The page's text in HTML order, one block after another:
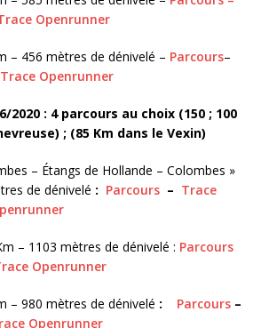
Openrunner
– 456 mètres de dénivelé – Parcours–
Trace Openrunner
2020 : 4 parcours au choix (150 ; 100
; (85 Km dans le Vexin)
– Étangs de Hollande – Colombes »
de dénivelé : Parcours – Trace
– 1103 mètres de dénivelé : Parcours
Openrunner
– 980 mètres de dénivelé : Parcours –
Openrunner